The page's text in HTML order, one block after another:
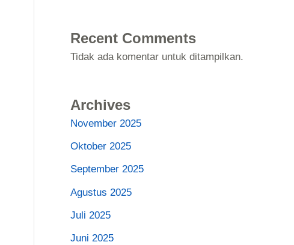
Recent Comments
Tidak ada komentar untuk ditampilkan.
Archives
November 2025
Oktober 2025
September 2025
Agustus 2025
Juli 2025
Juni 2025